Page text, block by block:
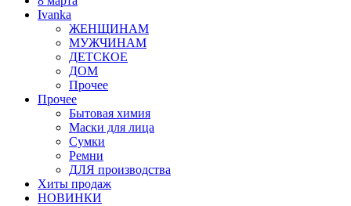
Ivanka
ЖЕНЩИНАМ
МУЖЧИНАМ
ДЕТСКОЕ
ДОМ
Прочее
Прочее
Бытовая химия
Маски для лица
Сумки
Ремни
ДЛЯ производства
Хиты продаж
НОВИНКИ